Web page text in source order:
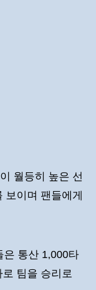
월등히 높은 선
이며 팬들에게
은 통산 1,000타
팀을 승리로